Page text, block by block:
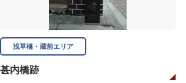
浅草橋・蔵前エリア
甚内橋跡